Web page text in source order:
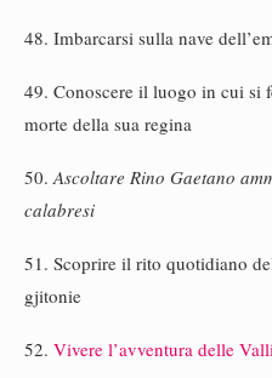
48. Imbarcarsi sulla nave
49. Conoscere il luogo in cui si
morte della sua regina
50. Ascoltare Rino Gaetano
calabresi
51. Scoprire il rito quotidiano
gjitonie
52. Vivere l’avventura delle